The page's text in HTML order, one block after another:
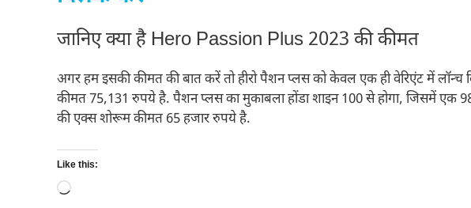
जानिए क्या है Hero Passion Plus 2023 की कीमत
अगर हम इसकी कीमत की बात करें तो हीरो पैशन प्लस को केवल एक ही वेरिएंट में लॉन्च
कीमत 75,131 रुपये है. पैशन प्लस का मुकाबला होंडा शाइन 100 से होगा, जिसमें एक
की एक्स शोरूम कीमत 65 हजार रुपये है.
Like this:
Loading…